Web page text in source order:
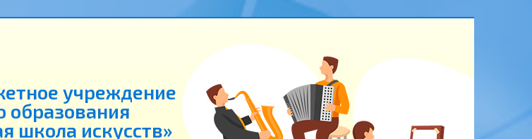
учреждение
образования
школа искусств»